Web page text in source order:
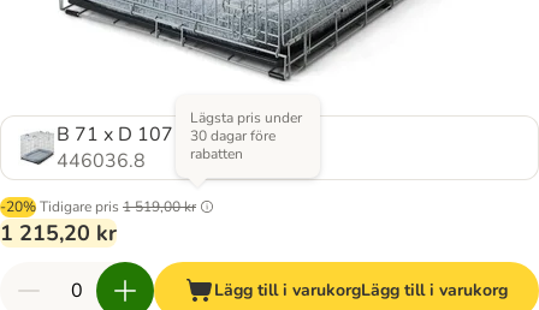
B 71 x D 107 x H 81 cm
446036.8
-20%Tidigare pris 1 519,00 kr
Lägsta pris under
30 dagar före
rabatten
1 215,20 kr
Lägg till i varukorgLägg till i varukorg